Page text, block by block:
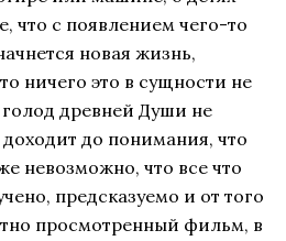
что с появлением чего-то
новая жизнь,
ничего это в сущности не
древней Души не
до понимания, что
невозможно, что все что
предсказуемо и от того
просмотренный фильм, в